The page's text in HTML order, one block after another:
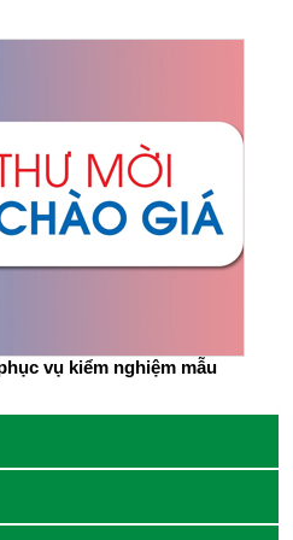
vụ kiểm nghiệm mẫu